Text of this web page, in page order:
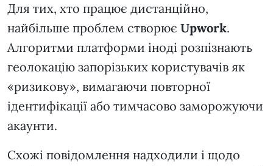
Для тих, хто працює дистанційно,
найбільше проблем створює Upwork.
Алгоритми платформи іноді розпізнають
геолокацію запорізьких користувачів як
«ризикову», вимагаючи повторної
ідентифікації або тимчасово заморожуючи
акаунти.
Схожі повідомлення надходили і щодо